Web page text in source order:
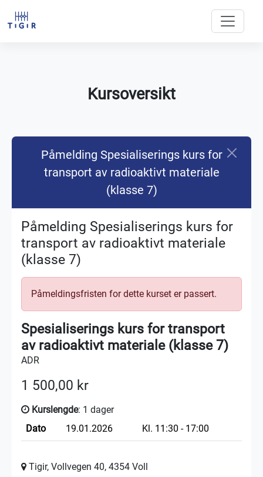
Kursoversikt
Påmelding Spesialiserings kurs for
transport av radioaktivt materiale
(klasse 7)
Påmelding Spesialiserings kurs for
transport av radioaktivt materiale
(klasse 7)
Påmeldingsfristen for dette kurset er passert.
Spesialiserings kurs for transport
av radioaktivt materiale (klasse 7)
ADR
1 500,00 kr
Kurslengde: 1 dager
Dato
19.01.2026 Kl. 11:30 - 17:00
Tigir, Vollvegen 40, 4354 Voll